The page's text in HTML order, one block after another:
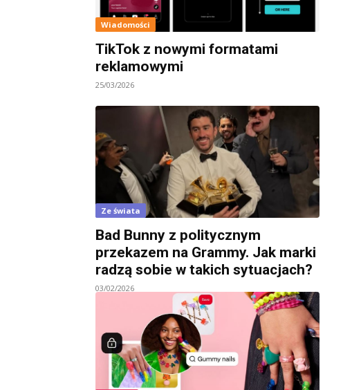
Wiadomości
TikTok z nowymi formatami
reklamowymi
25/03/2026
Ze świata
Bad Bunny z politycznym
przekazem na Grammy. Jak marki
radzą sobie w takich sytuacjach?
03/02/2026